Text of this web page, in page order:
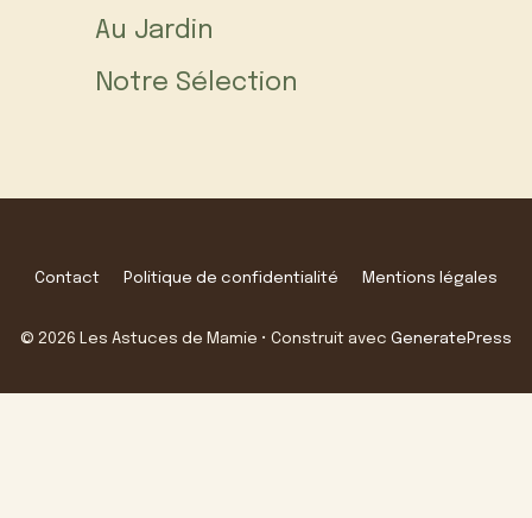
Au Jardin
Notre Sélection
Contact Politique de confidentialité Mentions légales
© 2026 Les Astuces de Mamie • Construit avec GeneratePress